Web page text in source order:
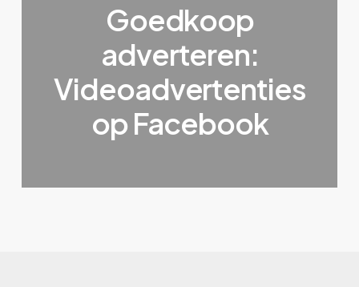
Goedkoop
adverteren:
Videoadvertenties
op Facebook